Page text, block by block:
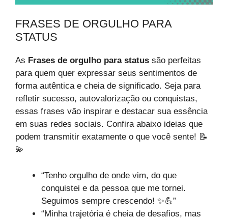
FRASES DE ORGULHO PARA
STATUS
As Frases de orgulho para status são perfeitas
para quem quer expressar seus sentimentos de
forma autêntica e cheia de significado. Seja para
refletir sucesso, autovalorização ou conquistas,
essas frases vão inspirar e destacar sua essência
em suas redes sociais. Confira abaixo ideias que
podem transmitir exatamente o que você sente! 📝
💫
“Tenho orgulho de onde vim, do que
conquistei e da pessoa que me tornei.
Seguimos sempre crescendo! ✨💪”
“Minha trajetória é cheia de desafios, mas